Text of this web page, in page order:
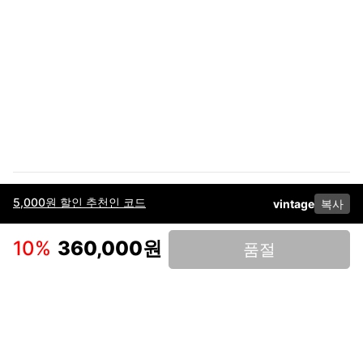
5,000원 할인 추천인 코드 vintage 복사
10% 360,000원 품절
이용약관고객센터판매개인정보 처리방침사업자 정보다운로드
인스타그램